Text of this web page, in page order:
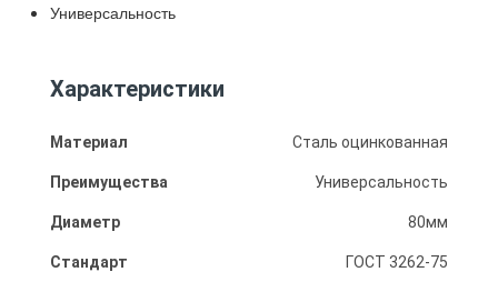
Универсальность
Характеристики
Материал Сталь оцинкованная
Преимущества Универсальность
Диаметр 80мм
Стандарт ГОСТ 3262-75